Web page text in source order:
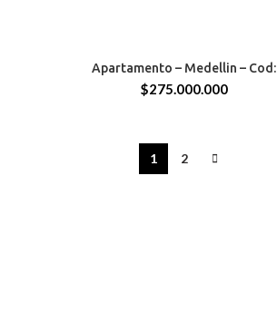
Apartamento – Medellin – Cod:
$275.000.000
1 2